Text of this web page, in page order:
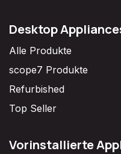
Desktop
Alle Produkte
scope7 Produkte
Refurbished
Top Seller
Vorinstallierte